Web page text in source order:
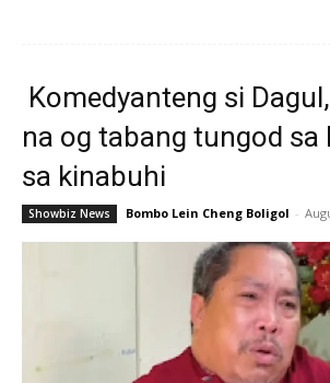
Komedyanteng si
na og tabang tungod sa
sa kinabuhi
Showbiz News Bombo Lein Cheng Boligol -